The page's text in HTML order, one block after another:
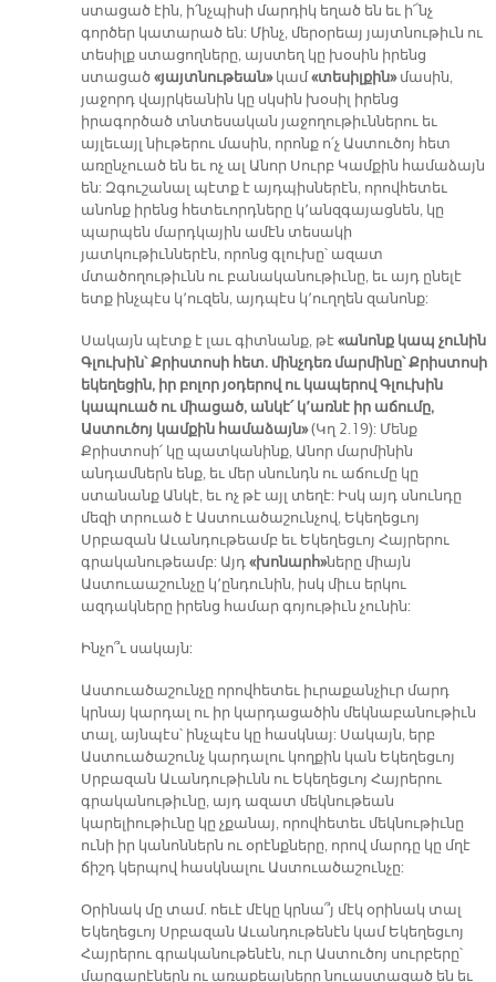
ստացած էին, ի՛նչպիսի մարդիկ եղած են եւ ի՜նչ
գործեր կատարած են: Մինչ, մերօրեայ յայտնութիւն ու
տեսիլք ստացողները, այստեղ կը խօսին իրենց
ստացած«յայտնութեան»կամ«տեսիլքին»մասին,
յաջորդ վայրկեանին կը սկսին խօսիլ իրենց
իրագործած տնտեսական յաջողութիւններու եւ
այլեւայլ նիւթերու մասին, որոնք ո՛չ Աստուծոյ հետ
առընչուած են եւ ոչ ալ Անոր Սուրբ Կամքին համաձայն
են: Զգուշանալ պէտք է այդպիսներէն, որովհետեւ
անոնք իրենց հետեւորդները կ՚անզգայացնեն, կը
պարպեն մարդկային ամէն տեսակի
յատկութիւններէն, որոնց գլուխը՝ ազատ
մտածողութիւնն ու բանականութիւնը, եւ այդ ընելէ
ետք ինչպէս կ՚ուզեն, այդպէս կ՚ուղղեն զանոնք:
Սակայն պէտք է լաւ գիտնանք, թէ«անոնք կապ չունին
Գլուխին՝ Քրիստոսի հետ. մինչդեռ մարմինը՝ Քրիստոսի
եկեղեցին, իր բոլոր յօդերով ու կապերով Գլուխին
կապուած ու միացած, անկէ՛ կ՚առնէ իր աճումը,
Աստուծոյ կամքին համաձայն»(Կղ 2.19): Մենք
Քրիստոսի՛ կը պատկանինք, Անոր մարմինին
անդամներն ենք, եւ մեր սնունդն ու աճումը կը
ստանանք Անկէ, եւ ոչ թէ այլ տեղէ: Իսկ այդ սնունդը
մեզի տրուած է Աստուածաշունչով, Եկեղեցւոյ
Սրբազան Աւանդութեամբ եւ Եկեղեցւոյ Հայրերու
գրականութեամբ: Այդ«խոնարհ»ները միայն
Աստուաաշունչը կ՚ընդունին, իսկ միւս երկու
ազդակները իրենց համար գոյութիւն չունին:
Ինչո՞ւ սակայն:
Աստուածաշունչը որովհետեւ իւրաքանչիւր մարդ
կրնայ կարդալ ու իր կարդացածին մեկնաբանութիւն
տալ, այնպէս՝ ինչպէս կը հասկնայ: Սակայն, երբ
Աստուածաշունչ կարդալու կողքին կան Եկեղեցւոյ
Սրբազան Աւանդութիւնն ու Եկեղեցւոյ Հայրերու
գրականութիւնը, այդ ազատ մեկնութեան
կարելիութիւնը կը չքանայ, որովհետեւ մեկնութիւնը
ունի իր կանոններն ու օրէնքները, որով մարդը կը մղէ
ճիշդ կերպով հասկնալու Աստուածաշունչը:
Օրինակ մը տամ. ոեւէ մէկը կրնա՞յ մէկ օրինակ տալ
Եկեղեցւոյ Սրբազան Աւանդութենէն կամ Եկեղեցւոյ
Հայրերու գրականութենէն, ուր Աստուծոյ սուրբերը՝
մարգարէներն ու առաքեալները նուաստացած են եւ